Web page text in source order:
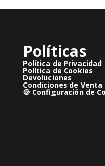
Políticas
Política de Privacidad
Política de Cookies
Devoluciones
Condiciones de Venta
🍪 Configuración de